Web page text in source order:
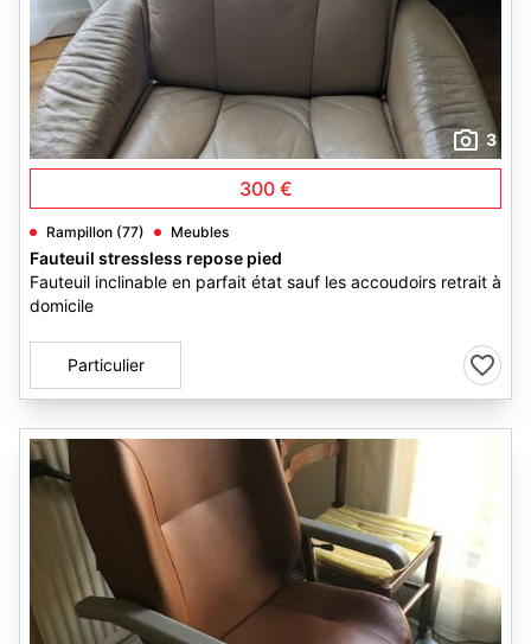
3
300 €
Rampillon (77) Meubles
Fauteuil stressless repose pied
Fauteuil inclinable en parfait état sauf les accoudoirs retrait à
domicile
Particulier